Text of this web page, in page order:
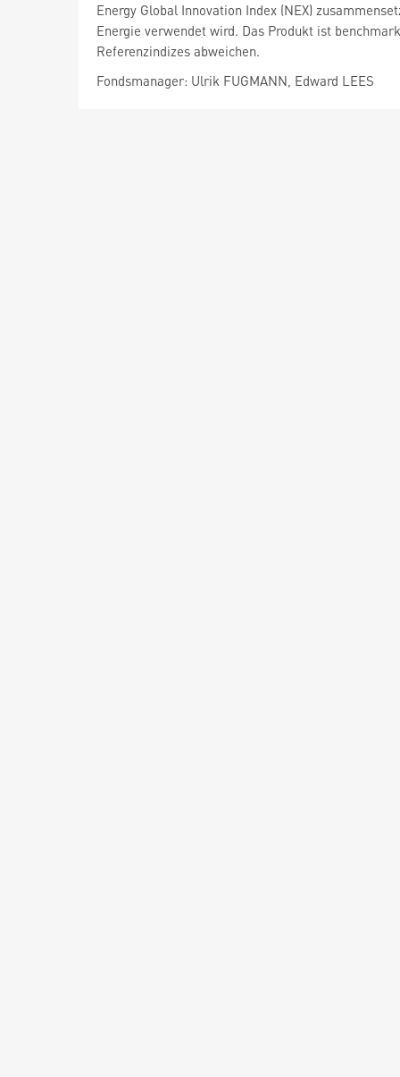
Energy Global Innovation Index (NEX)
Energie verwendet wird. Das Produkt ist
Referenzindizes abweichen.
Fondsmanager: Ulrik FUGMANN, Edward LEES